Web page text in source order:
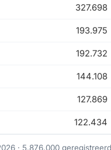
327.698
193.975
192.732
144.108
127.869
122.434
· 5.876.000